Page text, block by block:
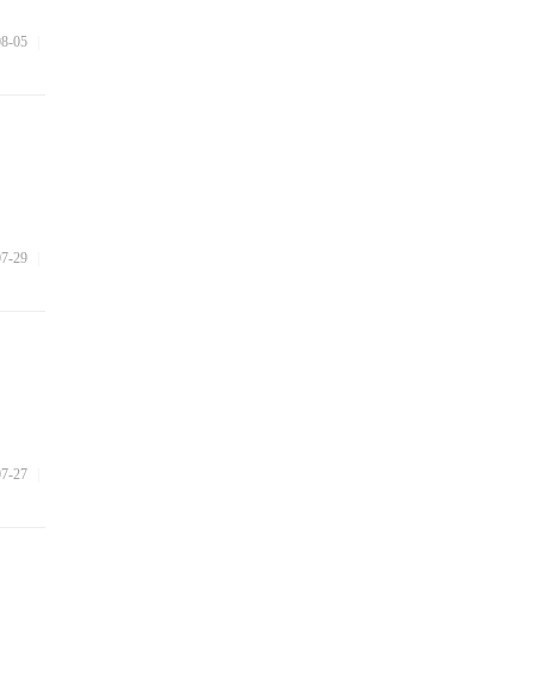
05
29
27